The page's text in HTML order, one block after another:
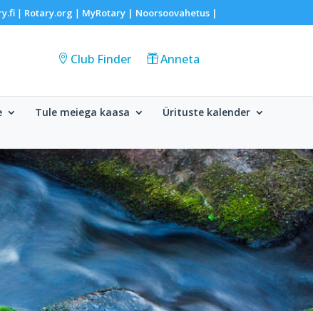
| Rotary.org | MyRotary | Noorsoovahetus|
Club Finder Anneta
Tule meiega kaasa
Ürituste kalender